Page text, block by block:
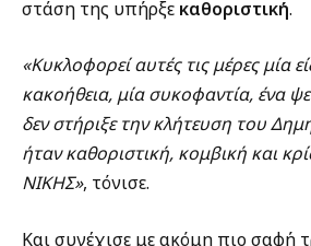
στάση της υπήρξε καθοριστική.
«Κυκλοφορεί αυτές τις μέρες μία
κακοήθεια, μία συκοφαντία, ένα
δεν στήριξε την κλήτευση του
ήταν καθοριστική, κομβική και
ΝΙΚΗΣ», τόνισε.
Και συνέχισε με ακόμη πιο σαφή